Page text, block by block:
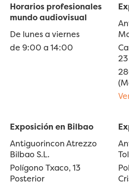
Horarios profesionales
mundo audiovisual
De lunes a viernes
de 9:00 a 14:00
23
Exposición en Bilbao
Antiguorincon Atrezzo
Bilbao S.L.
Polígono Txaco, 13
Posterior